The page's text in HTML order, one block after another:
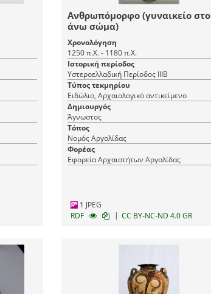
Ανθρωπόμορφο (γυναικείο στο
άνω σώμα)
Χρονολόγηση
1250 π.Χ. - 1180 π.Χ.
Ιστορική περίοδος
Υστεροελλαδική Περίοδος ΙΙΙΒ
Τύπος τεκμηρίου
Ειδώλιο, Αρχαιολογικό αντικείμενο
Δημιουργός
Άγνωστος
Τόπος
Νομός Αργολίδας
Φορέας
Εφορεία Αρχαιοτήτων Αργολίδας
1 JPEG
RDF
| CC BY-NC-ND 4.0 GR